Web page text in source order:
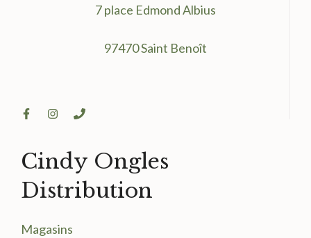
7 place Edmond Albius
97470 Saint Benoît
Cindy Ongles
Distribution
Magasins